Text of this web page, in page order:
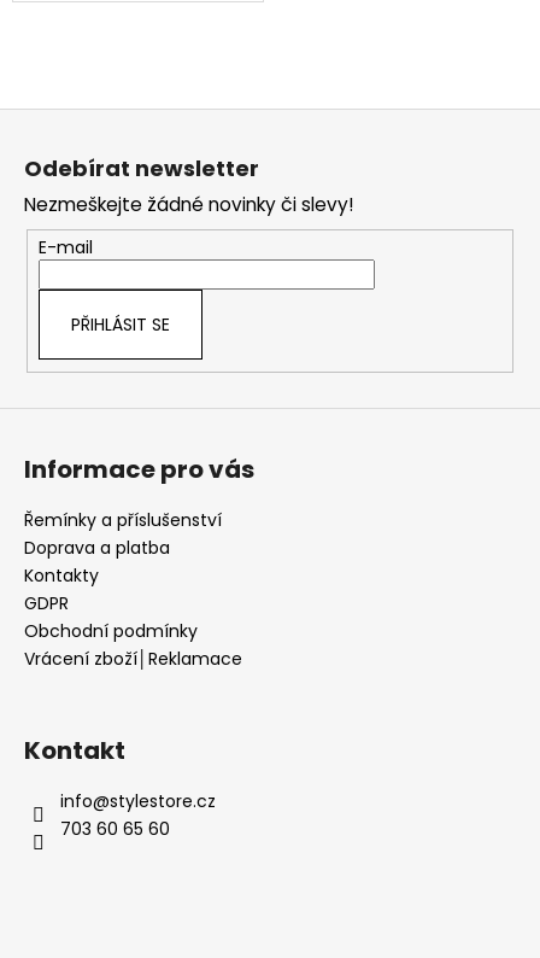
Z
Odebírat newsletter
Nezmeškejte žádné novinky či slevy!
E-mail
PŘIHLÁSIT SE
Informace pro vás
Řemínky a příslušenství
Doprava a platba
Kontakty
GDPR
Obchodní podmínky
Vrácení zboží│Reklamace
Kontakt
info@stylestore.cz
703 60 65 60